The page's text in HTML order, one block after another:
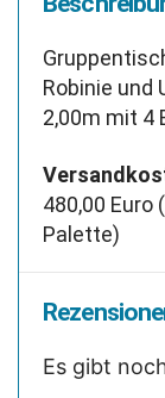
Robinie und
2,00m mit 4
480,00 Euro
Palette)
Es gibt